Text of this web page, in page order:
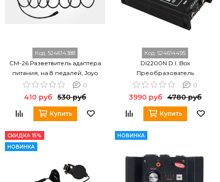
Код: 524614388
CM-26 Разветвитель адаптера
питания, на 8 педалей, Joyo
0
410 руб 530 руб
Купить
Код: 524614495
DI2200N D.I. Box
Преобразователь
акустического сигнала,
активный, Alctron
0
3990 руб 4780 руб
Купить
СКИДКА 15%
НОВИНКА
НОВИНКА